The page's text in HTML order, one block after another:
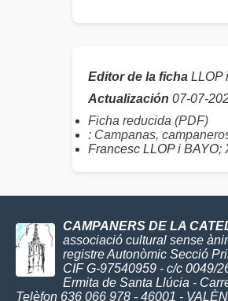
Editor de la ficha LLOP
Actualización 07-07-
Ficha reducida (PDF)
: Campanas,
Francesc LLOP i BAYO;
CAMPANERS DE LA
associació cultural sense
registre Autonòmic Secció
CIF G-97540959 - c/c 0049/
Ermita de Santa Llúcia -
Telèfon 636 066 978 - 46001 -